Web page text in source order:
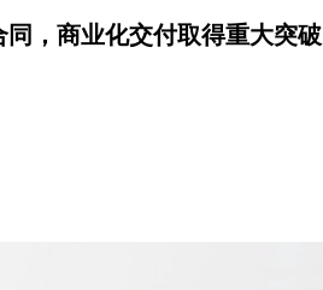
，商业化交付取得重大突破